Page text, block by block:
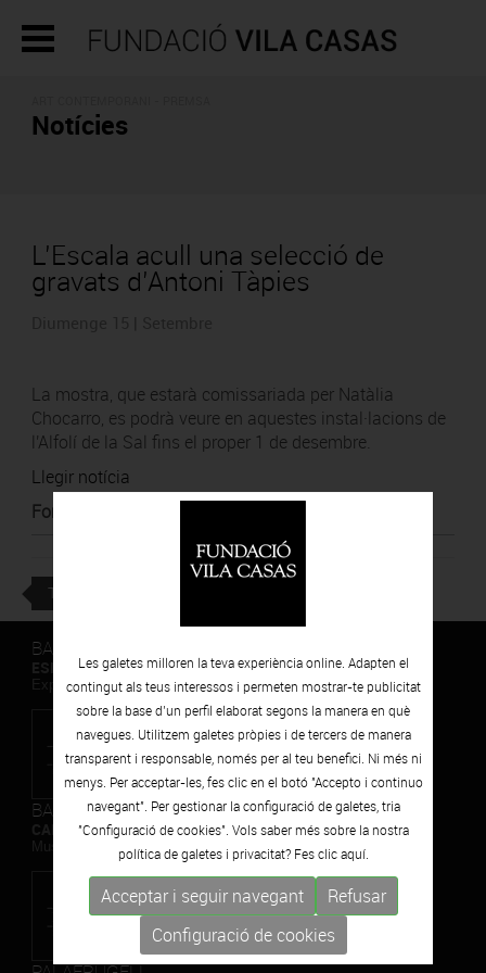
Notícies
L’Escala acull una selecció de
gravats d’Antoni Tàpies
La mostra, que estarà comissariada per Natàlia
Chocarro, es podrà veure en aquestes instal·lacions de
l'Alfolí de la Sal fins el proper 1 de desembre.
Llegir notícia
Font
TORNAR
BARCELONA
ESPAIS VOLART
Exposicions Temporals d'Art Contemporani
BARCELONA
CAN FRAMIS
Museu de Pintura Contemporània
Les galetes milloren la teva experiència online. Adapten el
contingut als teus interessos i permeten mostrar-te publicitat
sobre la base d’un perfil elaborat segons la manera en què
navegues. Utilitzem galetes pròpies i de tercers de manera
transparent i responsable, només per al teu benefici. Ni més ni
menys. Per acceptar-les, fes clic en el botó "Accepto i continuo
navegant". Per gestionar la configuració de galetes, tria
"Configuració de cookies". Vols saber més sobre la nostra
política de galetes i privacitat? Fes clicaquí.
Acceptar i seguir navegant
Refusar
Configuració de cookies